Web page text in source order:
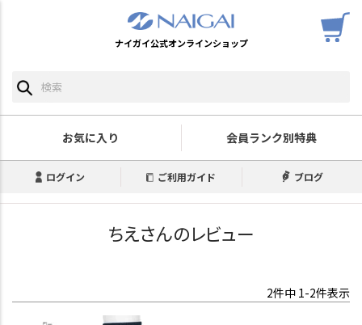
ナイガイ公式オンラインショップ
お気に入り 会員ランク別特典
ログイン ご利用ガイド ブログ
ちえさんのレビュー
2件中 1-2件表示